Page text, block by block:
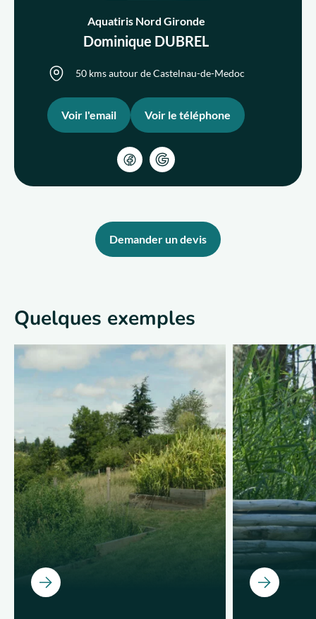
Qui sommes-nous ?
Nous rejoindre
Aquatiris Nord Gironde
Dominique DUBREL
50 kms autour de Castelnau-de-Medoc
Voir l'email Voir le téléphone
Demander un devis
Quelques exemples